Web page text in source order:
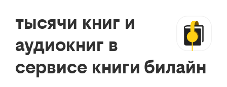
тысячи книг и
аудиокниг в
сервисе книги билайн